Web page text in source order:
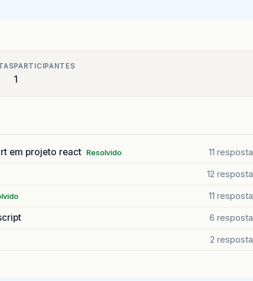
PARTICIPANTES
1
em projeto react Resolvido 11
12
11
6
2